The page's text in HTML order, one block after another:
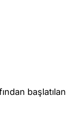
başlatılan